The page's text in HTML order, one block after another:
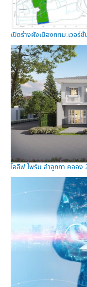
เปิดร่างผังเมืองกทม.เวอร์
ไอลีฟ ไพร์ม ลำลูกกา คลอง